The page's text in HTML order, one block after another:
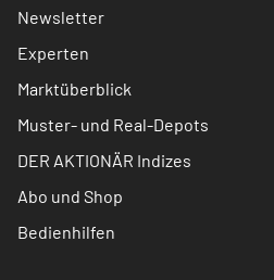
Newsletter
Experten
Marktüberblick
Muster- und Real-Depots
DER AKTIONÄR Indizes
Abo und Shop
Bedienhilfen